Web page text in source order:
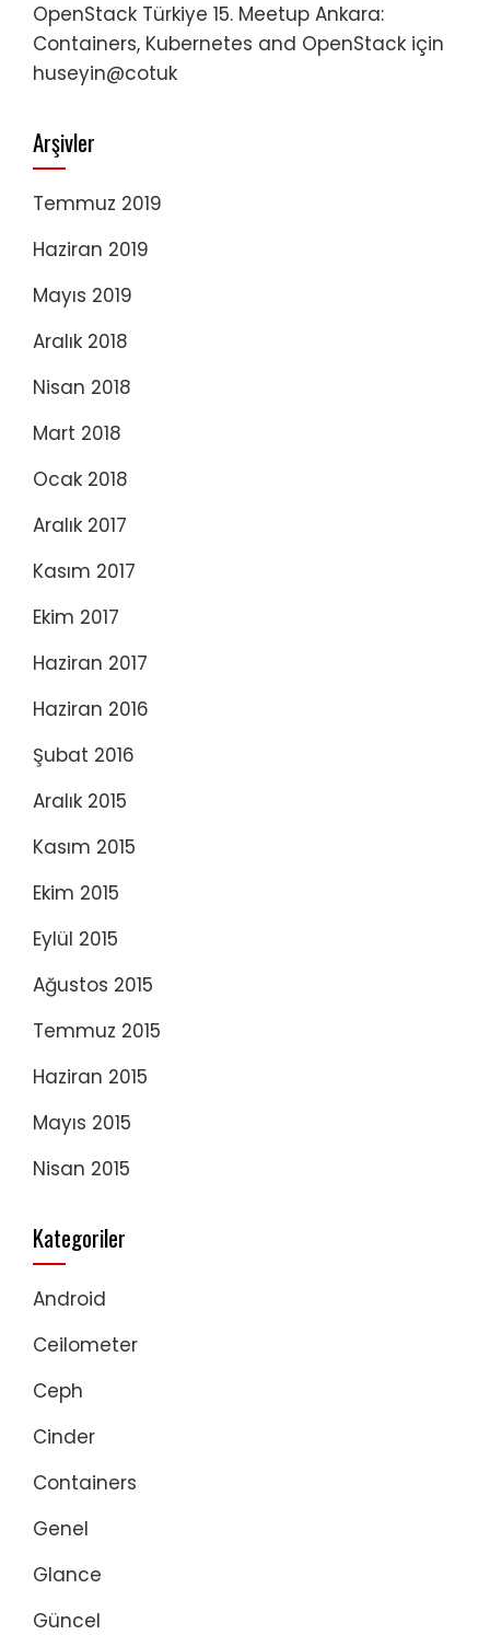
OpenStack Türkiye 15. Meetup Ankara:
Containers, Kubernetes and OpenStack için
huseyin@cotuk
Arşivler
Temmuz 2019
Haziran 2019
Mayıs 2019
Aralık 2018
Nisan 2018
Mart 2018
Ocak 2018
Aralık 2017
Kasım 2017
Ekim 2017
Haziran 2017
Haziran 2016
Şubat 2016
Aralık 2015
Kasım 2015
Ekim 2015
Eylül 2015
Ağustos 2015
Temmuz 2015
Haziran 2015
Mayıs 2015
Nisan 2015
Kategoriler
Android
Ceilometer
Ceph
Cinder
Containers
Genel
Glance
Güncel